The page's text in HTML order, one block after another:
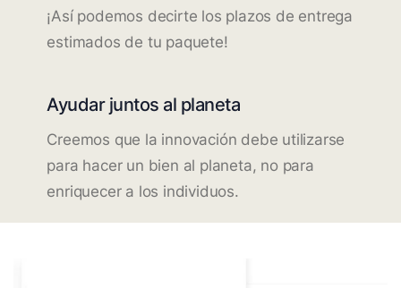
¡Así podemos decirte los plazos de entrega
estimados de tu paquete!
Ayudar juntos al planeta
Creemos que la innovación debe utilizarse
para hacer un bien al planeta, no para
enriquecer a los individuos.